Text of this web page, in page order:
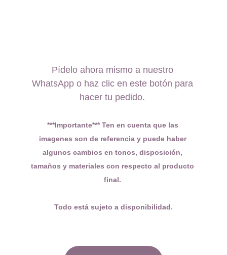
Pídelo ahora mismo a nuestro
WhatsApp o haz clic en este botón para
hacer tu pedido.
***Importante*** Ten en cuenta que las
imagenes son de referencia y puede haber
algunos cambios en tonos, disposición,
tamaños y materiales con respecto al producto
final.
Todo está sujeto a disponibilidad.